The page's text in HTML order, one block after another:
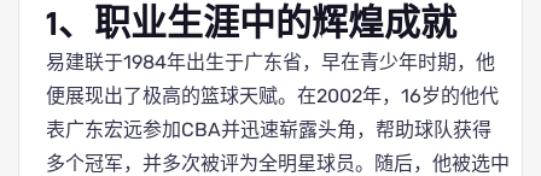
1、职业生涯中的辉煌成就
易建联于1984年出生于广东省，早在青少年时期，他
便展现出了极高的篮球天赋。在2002年，16岁的他代
表广东宏远参加CBA并迅速崭露头角，帮助球队获得
多个冠军，并多次被评为全明星球员。随后，他被选中